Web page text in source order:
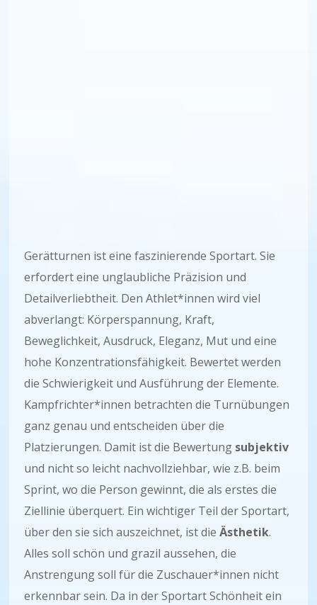
Gerätturnen ist eine faszinierende Sportart. Sie
erfordert eine unglaubliche Präzision und
Detailverliebtheit. Den Athlet*innen wird viel
abverlangt: Körperspannung, Kraft,
Beweglichkeit, Ausdruck, Eleganz, Mut und eine
hohe Konzentrationsfähigkeit. Bewertet werden
die Schwierigkeit und Ausführung der Elemente.
Kampfrichter*innen betrachten die Turnübungen
ganz genau und entscheiden über die
Platzierungen. Damit ist die Bewertung subjektiv
und nicht so leicht nachvollziehbar, wie z.B. beim
Sprint, wo die Person gewinnt, die als erstes die
Ziellinie überquert. Ein wichtiger Teil der Sportart,
über den sie sich auszeichnet, ist dieÄsthetik.
Alles soll schön und grazil aussehen, die
Anstrengung soll für die Zuschauer*innen nicht
erkennbar sein. Da in der Sportart Schönheit ein